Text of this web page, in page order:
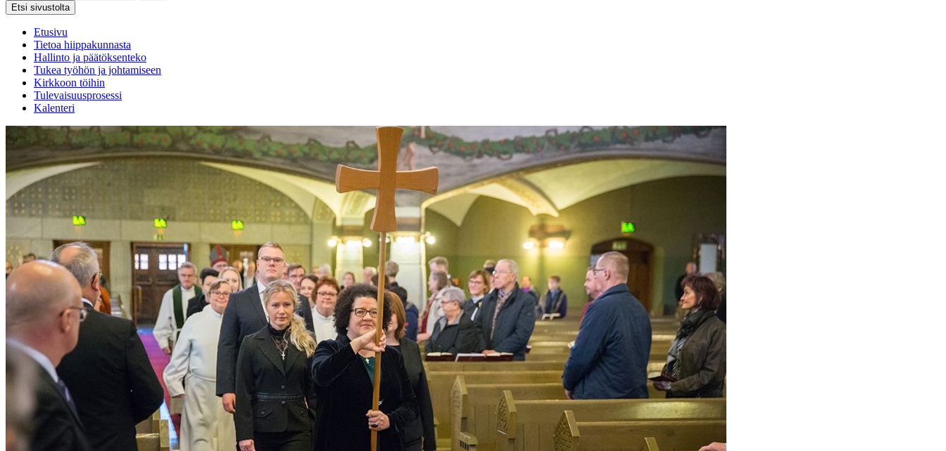
Etsi sivustolta
Etusivu
Tietoa hiippakunnasta
Hallinto ja päätöksenteko
Tukea työhön ja johtamiseen
Kirkkoon töihin
Tulevaisuusprosessi
Kalenteri